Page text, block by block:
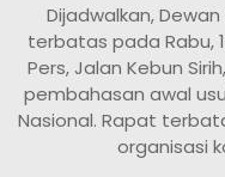
Dijadwalkan,
terbatas pada Rabu,
Pers, Jalan Kebun
pembahasan awal
Nasional. Rapat
organisasi